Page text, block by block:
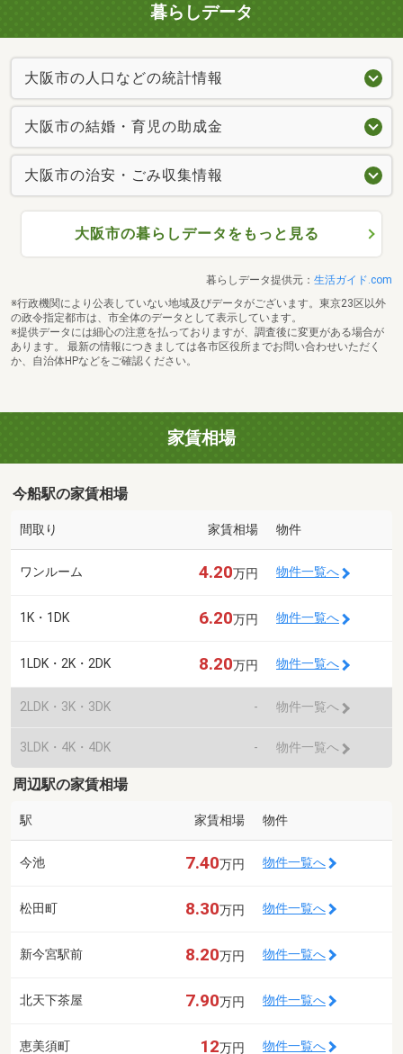
暮らしデータ
大阪市の人口などの統計情報
大阪市の結婚・育児の助成金
大阪市の治安・ごみ収集情報
大阪市の暮らしデータをもっと見る
暮らしデータ提供元： 生活ガイド.com
※行政機関により公表していない地域及びデータがございます。東京23区以外
の政令指定都市は、市全体のデータとして表示しています。
※提供データには細心の注意を払っておりますが、調査後に変更がある場合が
あります。 最新の情報につきましては各市区役所までお問い合わせいただく
か、自治体HPなどをご確認ください。
家賃相場
今船駅の家賃相場
間取り 家賃相場 物件
ワンルーム 4.20万円 物件一覧へ
1K・1DK 6.20万円 物件一覧へ
1LDK・2K・2DK 8.20万円 物件一覧へ
2LDK・3K・3DK - 物件一覧へ
3LDK・4K・4DK - 物件一覧へ
周辺駅の家賃相場
駅 家賃相場 物件
今池 7.40万円 物件一覧へ
松田町 8.30万円 物件一覧へ
新今宮駅前 8.20万円 物件一覧へ
北天下茶屋 7.90万円 物件一覧へ
恵美須町 12万円 物件一覧へ